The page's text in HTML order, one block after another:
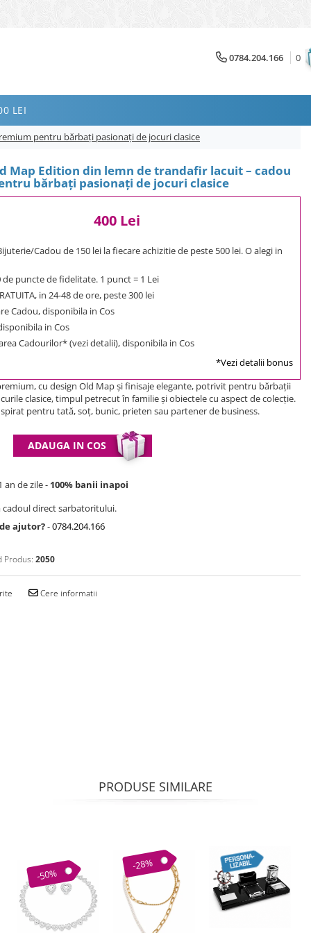
0784.204.166 0
LEI
pentru bărbați pasionați de jocuri clasice
Map Edition din lemn de trandafir lacuit – cadou
bărbați pasionați de jocuri clasice
400 Lei
Cadou de 150 lei la fiecare achizitie de peste 500 lei. O alegi in
de puncte de fidelitate. 1 punct = 1 Lei
in 24-48 de ore, peste 300 lei
Cadou, disponibila in Cos
in Cos
Cadourilor* (vezi detalii), disponibila in Cos
*Vezi detalii bonus
cu design Old Map și finisaje elegante, potrivit pentru bărbații
clasice, timpul petrecut în familie și obiectele cu aspect de colecție.
pentru tată, soț, bunic, prieten sau partener de business.
ADAUGA IN COS
an de zile - 100% banii inapoi
cadoul direct sarbatoritului.
ajutor?-0784.204.166
Produs: 2050
Cere informatii
PRODUSE SIMILARE
-50%
-28%